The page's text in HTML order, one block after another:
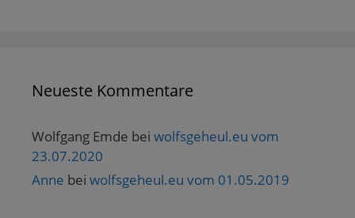
Neueste Kommentare
Wolfgang Emde bei wolfsgeheul.eu vom
23.07.2020
Anne bei wolfsgeheul.eu vom 01.05.2019